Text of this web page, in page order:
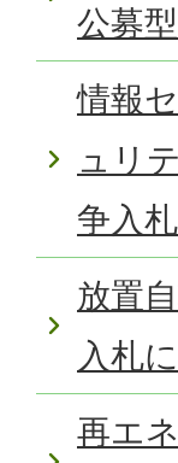
公募
情報
ュリ
争入
放置
入札
再エ